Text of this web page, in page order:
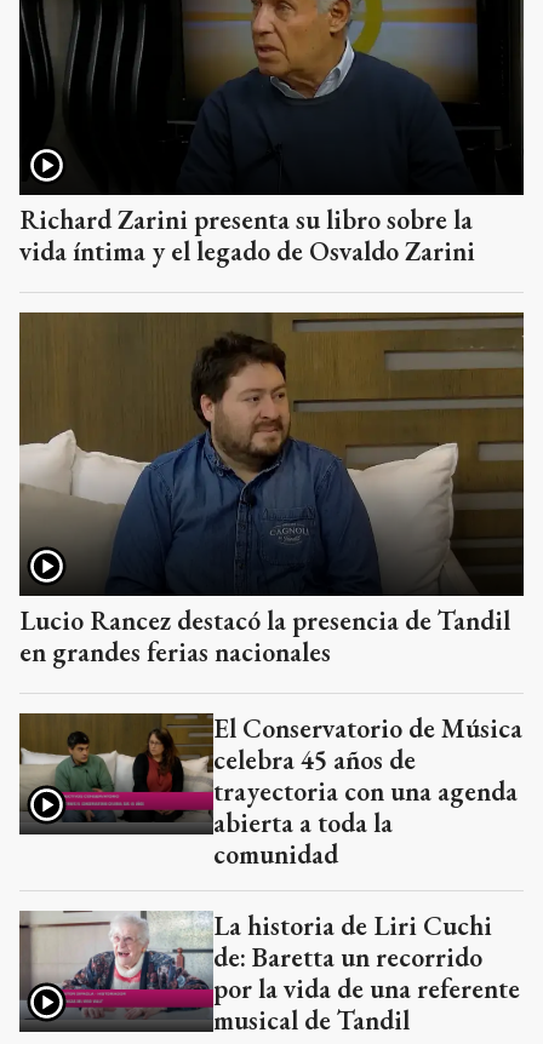
Richard Zarini presenta su libro sobre la
vida íntima y el legado de Osvaldo Zarini
Lucio Rancez destacó la presencia de Tandil
en grandes ferias nacionales
El Conservatorio de Música
celebra 45 años de
trayectoria con una agenda
abierta a toda la
comunidad
La historia de Liri Cuchi
de: Baretta un recorrido
por la vida de una referente
musical de Tandil